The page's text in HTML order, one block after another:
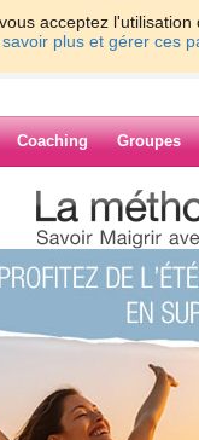
acceptez
savoir plus et gérer ces
Coaching Groupes
>
looky67
3 4
10